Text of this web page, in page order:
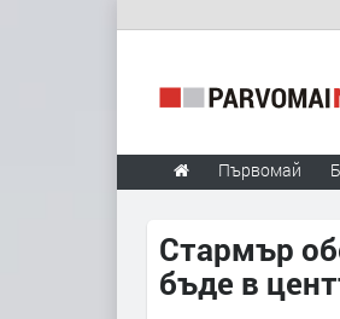
Първомай
Стармър
бъде в